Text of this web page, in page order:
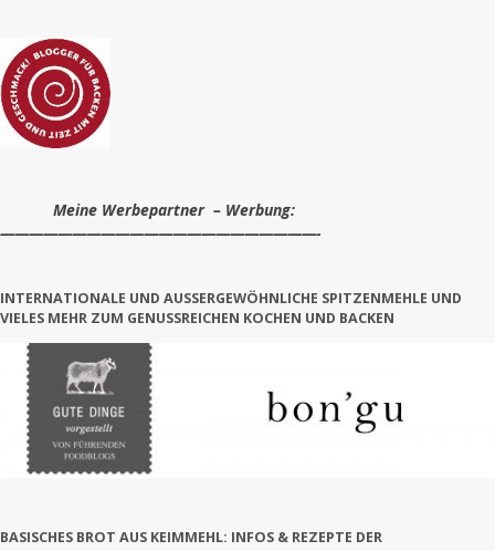
Meine Werbepartner – Werbung:
——————————————————————-
INTERNATIONALE UND AUSSERGEWÖHNLICHE SPITZENMEHLE UND V
IELES MEHR ZUM GENUSSREICHEN KOCHEN UND BACKEN
BASISCHES BROT AUS KEIMMEHL: INFOS & REZEPTE DER